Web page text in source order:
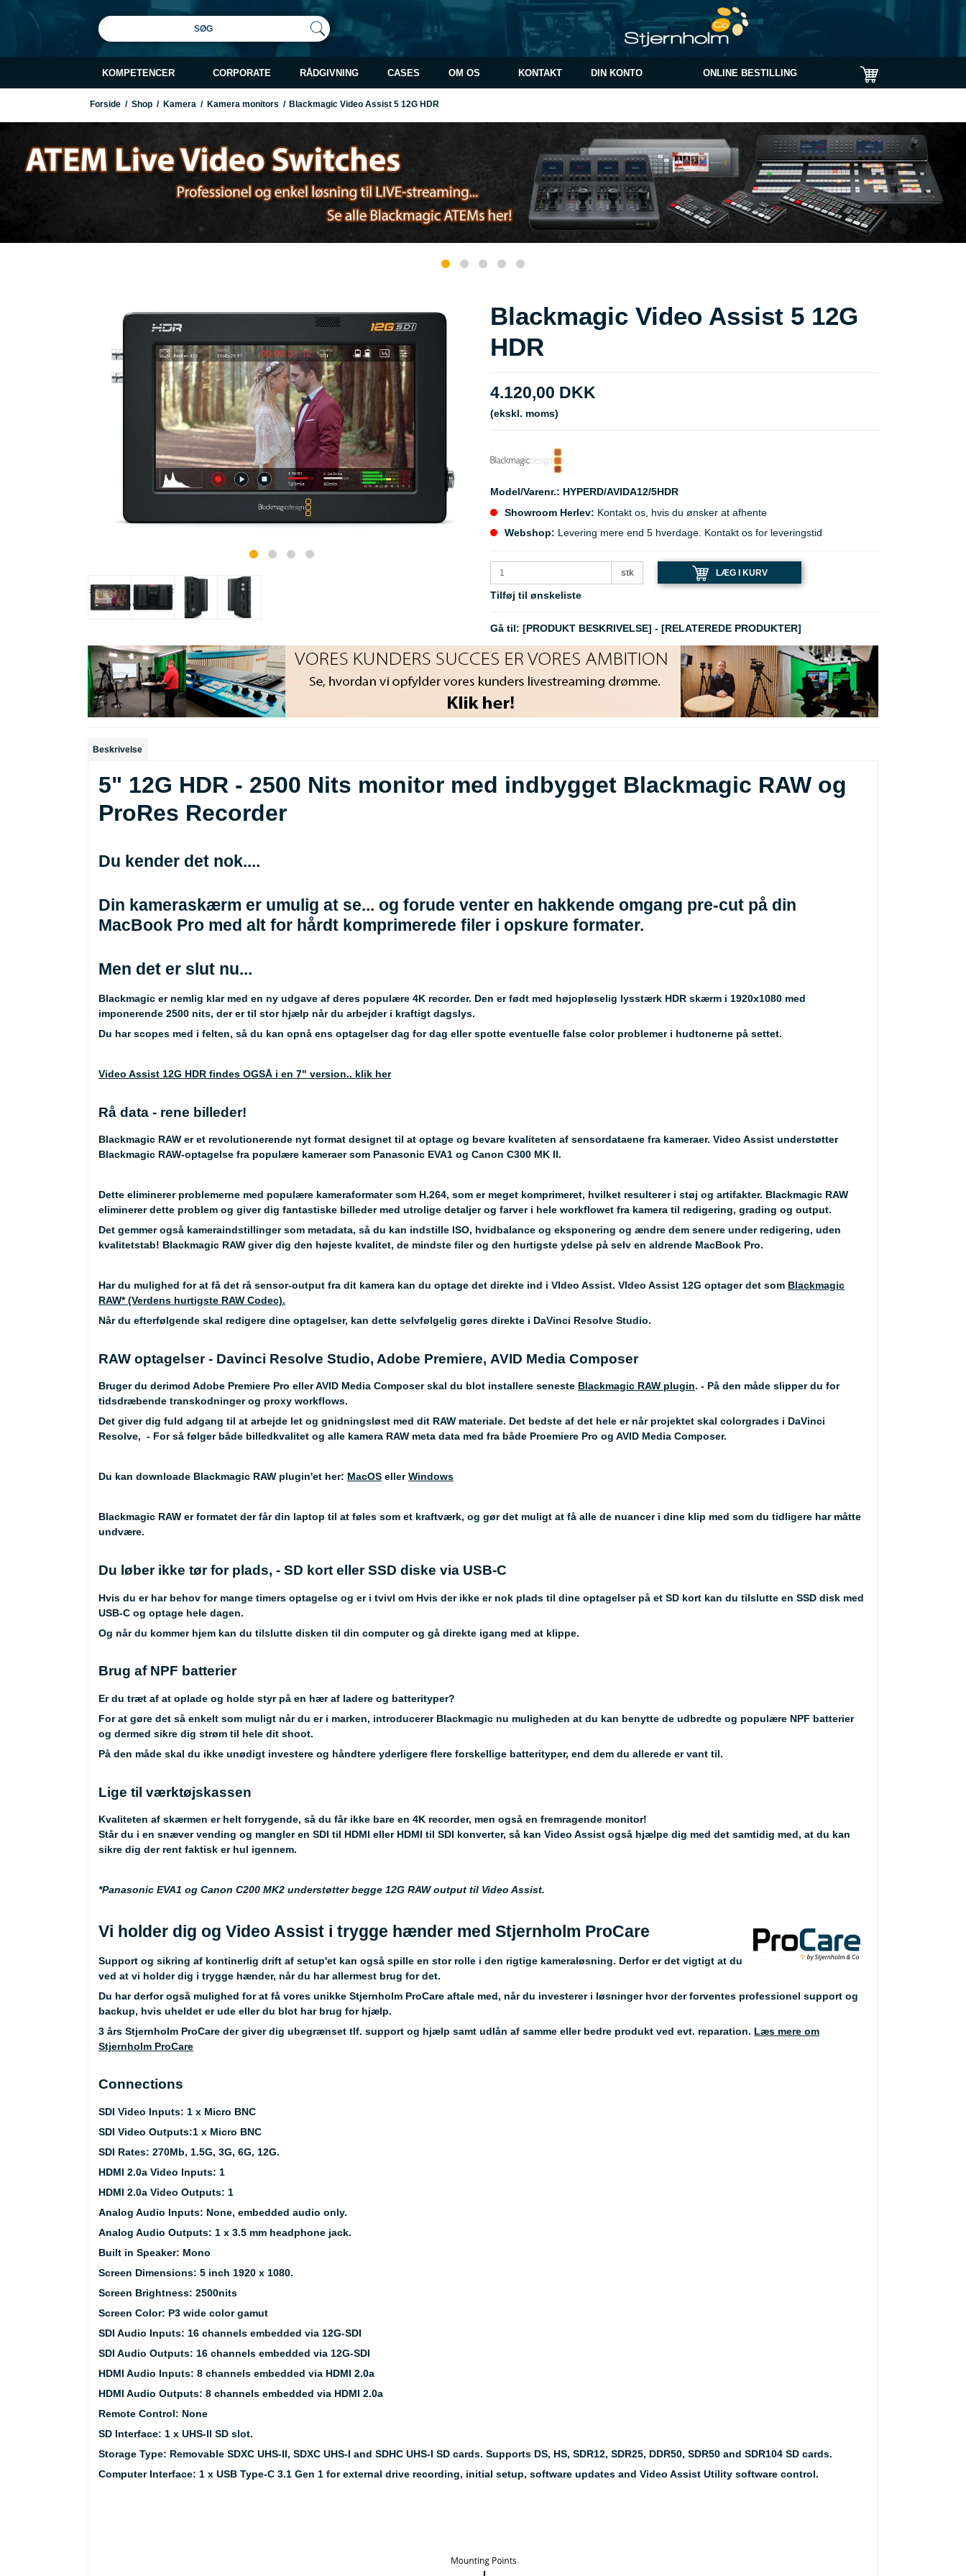
SØG
KOMPETENCER CORPORATE RÅDGIVNING CASES OM OS KONTAKT DIN KONTO ONLINE BESTILLING
Forside / Shop / Kamera / Kamera monitors / Blackmagic Video Assist 5 12G HDR
Blackmagic Video Assist 5 12G
HDR
4.120,00 DKK
(ekskl. moms)
Model/Varenr.: HYPERD/AVIDA12/5HDR
Showroom Herlev: Kontakt os, hvis du ønsker at afhente
Webshop: Levering mere end 5 hverdage. Kontakt os for leveringstid
stk LÆG I KURV
Tilføj til ønskeliste
Gå til: [PRODUKT BESKRIVELSE] - [RELATEREDE PRODUKTER]
Beskrivelse
5" 12G HDR - 2500 Nits monitor med indbygget Blackmagic RAW og
ProRes Recorder
Du kender det nok....
Din kameraskærm er umulig at se... og forude venter en hakkende omgang pre-cut på din
MacBook Pro med alt for hårdt komprimerede filer i opskure formater.
Men det er slut nu...
Blackmagic er nemlig klar med en ny udgave af deres populære 4K recorder. Den er født med højopløselig lysstærk HDR skærm i 1920x1080 med
imponerende 2500 nits, der er til stor hjælp når du arbejder i kraftigt dagslys.
Du har scopes med i felten, så du kan opnå ens optagelser dag for dag eller spotte eventuelle false color problemer i hudtonerne på settet.
Video Assist 12G HDR findes OGSÅ i en 7" version.. klik her
Rå data - rene billeder!
Blackmagic RAW er et revolutionerende nyt format designet til at optage og bevare kvaliteten af ​​sensordataene fra kameraer. Video Assist understøtter
Blackmagic RAW-optagelse fra populære kameraer som Panasonic EVA1 og Canon C300 MK II.
Dette eliminerer problemerne med populære kameraformater som H.264, som er meget komprimeret, hvilket resulterer i støj og artifakter. Blackmagic RAW
eliminerer dette problem og giver dig fantastiske billeder med utrolige detaljer og farver i hele workflowet fra kamera til redigering, grading og output.
Det gemmer også kameraindstillinger som metadata, så du kan indstille ISO, hvidbalance og eksponering og ændre dem senere under redigering, uden
kvalitetstab! Blackmagic RAW giver dig den højeste kvalitet, de mindste filer og den hurtigste ydelse på selv en aldrende MacBook Pro.
Har du mulighed for at få det rå sensor-output fra dit kamera kan du optage det direkte ind i VIdeo Assist. VIdeo Assist 12G optager det som Blackmagic
RAW* (Verdens hurtigste RAW Codec).
Når du efterfølgende skal redigere dine optagelser, kan dette selvfølgelig gøres direkte i DaVinci Resolve Studio.
RAW optagelser - Davinci Resolve Studio, Adobe Premiere, AVID Media Composer
Bruger du derimod Adobe Premiere Pro eller AVID Media Composer skal du blot installere seneste Blackmagic RAW plugin. - På den måde slipper du for
tidsdræbende transkodninger og proxy workflows.
Det giver dig fuld adgang til at arbejde let og gnidningsløst med dit RAW materiale. Det bedste af det hele er når projektet skal colorgrades i DaVinci
Resolve, - For så følger både billedkvalitet og alle kamera RAW meta data med fra både Proemiere Pro og AVID Media Composer.
Du kan downloade Blackmagic RAW plugin'et her: MacOS ellerWindows
Blackmagic RAW er formatet der får din laptop til at føles som et kraftværk, og gør det muligt at få alle de nuancer i dine klip med som du tidligere har måtte
undvære.
Du løber ikke tør for plads, - SD kort eller SSD diske via USB-C
Hvis du er har behov for mange timers optagelse og er i tvivl om Hvis der ikke er nok plads til dine optagelser på et SD kort kan du tilslutte en SSD disk med
USB-C og optage hele dagen.
Og når du kommer hjem kan du tilslutte disken til din computer og gå direkte igang med at klippe.
Brug af NPF batterier
Er du træt af at oplade og holde styr på en hær af ladere og batterityper?
For at gøre det så enkelt som muligt når du er i marken, introducerer Blackmagic nu muligheden at du kan benytte de udbredte og populære NPF batterier
og dermed sikre dig strøm til hele dit shoot.
På den måde skal du ikke unødigt investere og håndtere yderligere flere forskellige batterityper, end dem du allerede er vant til.
Lige til værktøjskassen
Kvaliteten af skærmen er helt forrygende, så du får ikke bare en 4K recorder, men også en fremragende monitor!
Står du i en snæver vending og mangler en SDI til HDMI eller HDMI til SDI konverter, så kan Video Assist også hjælpe dig med det samtidig med, at du kan
sikre dig der rent faktisk er hul igennem.
*Panasonic EVA1 og Canon C200 MK2 understøtter begge 12G RAW output til Video Assist.
Vi holder dig og Video Assist i trygge hænder med Stjernholm ProCare
Support og sikring af kontinerlig drift af setup'et kan også spille en stor rolle i den rigtige kameraløsning. Derfor er det vigtigt at du
ved at vi holder dig i trygge hænder, når du har allermest brug for det.
Du har derfor også mulighed for at få vores unikke Stjernholm ProCare aftale med, når du investerer i løsninger hvor der forventes professionel support og
backup, hvis uheldet er ude eller du blot har brug for hjælp.
3 års Stjernholm ProCare der giver dig ubegrænset tlf. support og hjælp samt udlån af samme eller bedre produkt ved evt. reparation. Læs mere om
Stjernholm ProCare
Connections
SDI Video Inputs: 1 x Micro BNC
SDI Video Outputs:1 x Micro BNC
SDI Rates: 270Mb, 1.5G, 3G, 6G, 12G.
HDMI 2.0a Video Inputs: 1
HDMI 2.0a Video Outputs: 1
Analog Audio Inputs: None, embedded audio only.
Analog Audio Outputs: 1 x 3.5 mm headphone jack.
Built in Speaker: Mono
Screen Dimensions: 5 inch 1920 x 1080.
Screen Brightness: 2500nits
Screen Color: P3 wide color gamut
SDI Audio Inputs: 16 channels embedded via 12G-SDI
SDI Audio Outputs: 16 channels embedded via 12G-SDI
HDMI Audio Inputs: 8 channels embedded via HDMI 2.0a
HDMI Audio Outputs: 8 channels embedded via HDMI 2.0a
Remote Control: None
SD Interface: 1 x UHS-II SD slot.
Storage Type: Removable SDXC UHS-II, SDXC UHS-I and SDHC UHS-I SD cards. Supports DS, HS, SDR12, SDR25, DDR50, SDR50 and SDR104 SD cards.
Computer Interface: 1 x USB Type-C 3.1 Gen 1 for external drive recording, initial setup, software updates and Video Assist Utility software control.